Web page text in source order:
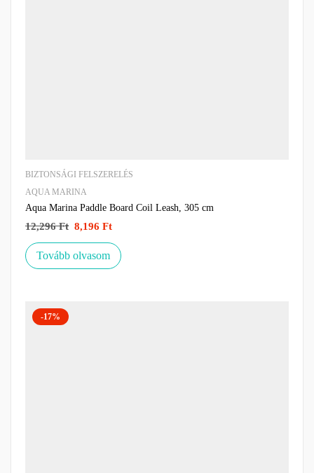
BIZTONSÁGI FELSZERELÉS
AQUA MARINA
Aqua Marina Paddle Board Coil Leash, 305 cm
12,296Ft 8,196 Ft
Tovább olvasom
-17%